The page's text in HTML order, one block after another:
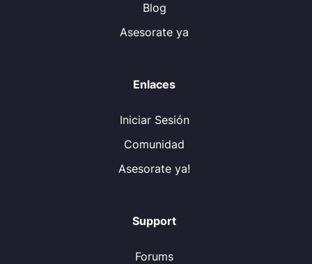
Blog
Asesorate ya
Enlaces
Iniciar Sesión
Comunidad
Asesorate ya!
Support
Forums